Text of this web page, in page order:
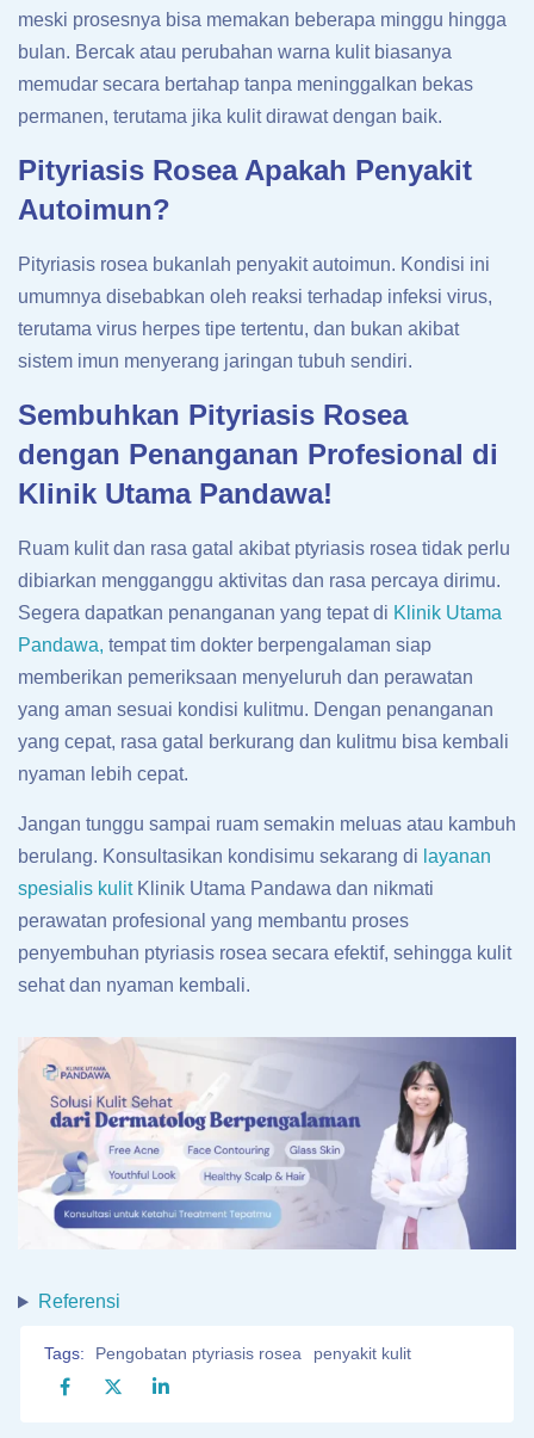
meski prosesnya bisa memakan beberapa minggu hingga
bulan. Bercak atau perubahan warna kulit biasanya
memudar secara bertahap tanpa meninggalkan bekas
permanen, terutama jika kulit dirawat dengan baik.
Pityriasis Rosea Apakah Penyakit
Autoimun?
Pityriasis rosea bukanlah penyakit autoimun. Kondisi ini
umumnya disebabkan oleh reaksi terhadap infeksi virus,
terutama virus herpes tipe tertentu, dan bukan akibat
sistem imun menyerang jaringan tubuh sendiri.
Sembuhkan Pityriasis Rosea
dengan Penanganan Profesional di
Klinik Utama Pandawa!
Ruam kulit dan rasa gatal akibat ptyriasis rosea tidak perlu
dibiarkan mengganggu aktivitas dan rasa percaya dirimu.
Segera dapatkan penanganan yang tepat di Klinik Utama
Pandawa, tempat tim dokter berpengalaman siap
memberikan pemeriksaan menyeluruh dan perawatan
yang aman sesuai kondisi kulitmu. Dengan penanganan
yang cepat, rasa gatal berkurang dan kulitmu bisa kembali
nyaman lebih cepat.
Jangan tunggu sampai ruam semakin meluas atau kambuh
berulang. Konsultasikan kondisimu sekarang di layanan
spesialis kulitKlinik Utama Pandawa dan nikmati
perawatan profesional yang membantu proses
penyembuhan ptyriasis rosea secara efektif, sehingga kulit
sehat dan nyaman kembali.
Referensi
Tags: Pengobatan ptyriasis rosea penyakit kulit